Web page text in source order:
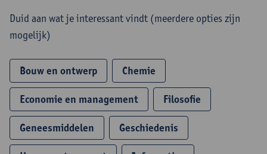
Duid aan wat je interessant vindt (meerdere opties zijn
mogelijk)
Bouw en ontwerp Chemie
Economie en management Filosofie
Geneesmiddelen Geschiedenis